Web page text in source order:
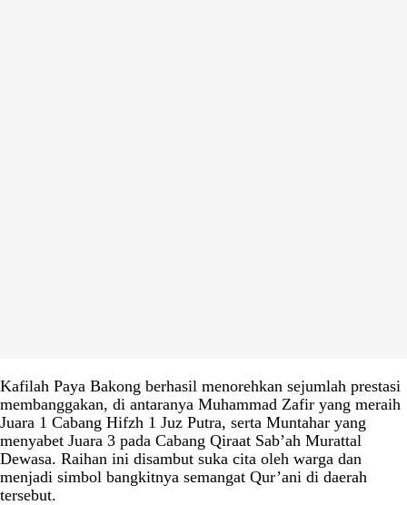
Kafilah Paya Bakong berhasil menorehkan sejumlah prestasi
membanggakan, di antaranya Muhammad Zafir yang meraih
Juara 1 Cabang Hifzh 1 Juz Putra, serta Muntahar yang
menyabet Juara 3 pada Cabang Qiraat Sab’ah Murattal
Dewasa. Raihan ini disambut suka cita oleh warga dan
menjadi simbol bangkitnya semangat Qur’ani di daerah
tersebut.